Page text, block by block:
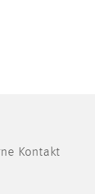
Kontakt